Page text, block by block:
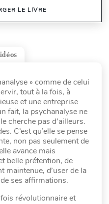
LE LIVRE
» comme de celui
tout à la fois, à
et une entreprise
fait, la psychanalyse ne
cherche pas d’ailleurs.
C’est qu’elle se pense
non pas seulement de
avance mais
belle prétention, de
maintenue, d’user de la
ses affirmations.
révolutionnaire et